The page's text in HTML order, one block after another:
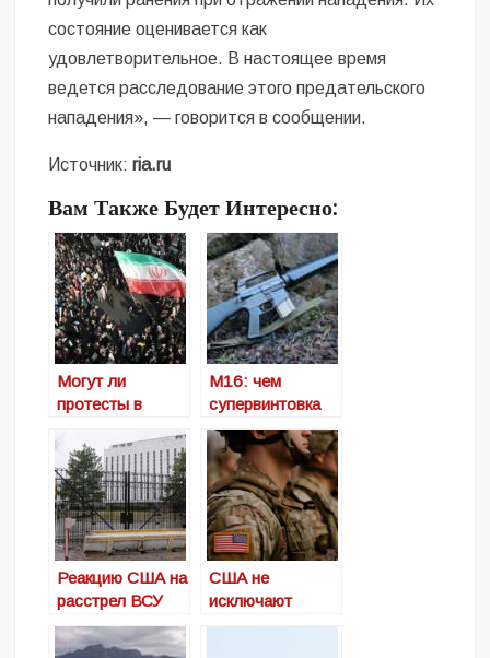
состояние оценивается как
удовлетворительное. В настоящее время
ведется расследование этого предательского
нападения», — говорится в сообщении.
Источник:ria.ru
Вам Также Будет Интересно:
Могут ли
протесты в
политическим
изменениям в
стране?
М16: чем
супервинтовка
США уступает
классическому
автомату
Калашникова
Реакцию США на
расстрел ВСУ
российских
военнопленных
США не
исключают
отправку на